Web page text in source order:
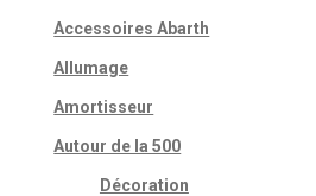
Accessoires Abarth
Allumage
Amortisseur
Autour de la 500
Décoration